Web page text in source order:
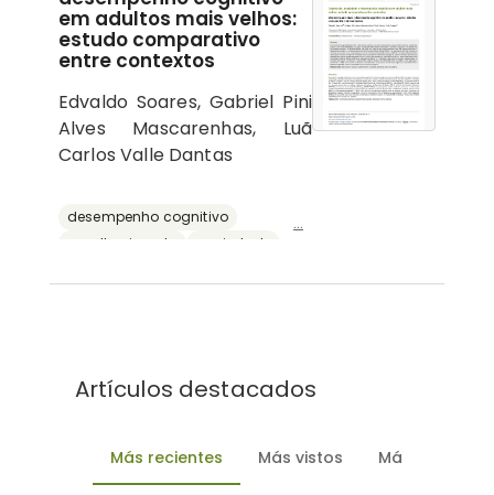
em adultos mais velhos:
estudo comparativo
entre contextos
Edvaldo Soares, Gabriel Pini
Alves Mascarenhas, Luã
Carlos Valle Dantas
desempenho cognitivo
envelhecimento
ansiedade
...
Artículos destacados
Más recientes Más vistos Más